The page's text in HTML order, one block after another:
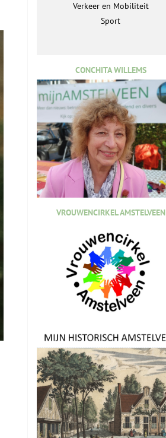
Verkeer en Mobiliteit
Sport
CONCHITA WILLEMS
VROUWENCIRKEL AMSTELVEEN